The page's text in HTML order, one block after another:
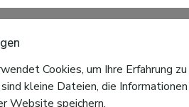
Cookies, um Ihre Erfahrung zu
kleine Dateien, die Informationen
Website speichern.